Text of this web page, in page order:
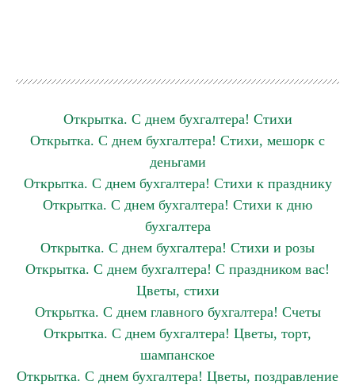
Открытка. С днем бухгалтера! Стихи
Открытка. С днем бухгалтера! Стихи, мешорк с
деньгами
Открытка. С днем бухгалтера! Стихи к празднику
Открытка. С днем бухгалтера! Стихи к дню
бухгалтера
Открытка. С днем бухгалтера! Стихи и розы
Открытка. С днем бухгалтера! С праздником вас!
Цветы, стихи
Открытка. С днем главного бухгалтера! Счеты
Открытка. С днем бухгалтера! Цветы, торт,
шампанское
Открытка. С днем бухгалтера! Цветы, поздравление